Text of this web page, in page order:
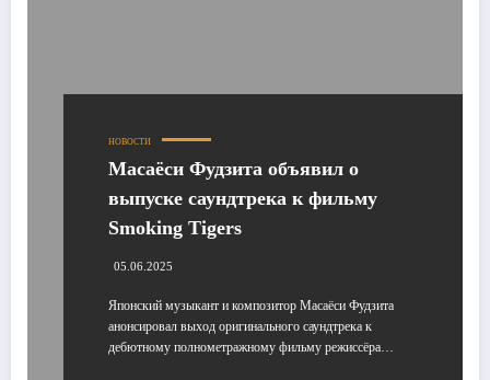
НОВОСТИ
Масаёси Фудзита объявил о
выпуске саундтрека к фильму
Smoking Tigers
05.06.2025
Японский музыкант и композитор Масаёси Фудзита
анонсировал выход оригинального саундтрека к
дебютному полнометражному фильму режиссёра…